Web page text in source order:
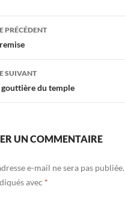
PRÉCÉDENT
SUIVANT
gouttière du temple
UN COMMENTAIRE
e-mail ne sera pas publiée.
avec *